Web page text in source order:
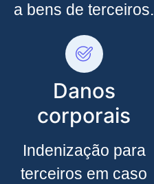
a bens de terceiros.
Danos
corporais
Indenização para
terceiros em caso